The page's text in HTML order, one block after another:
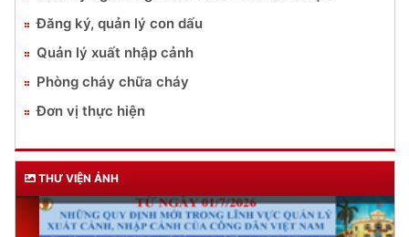
Đăng ký, quản lý con dấu
Quản lý xuất nhập cảnh
Phòng cháy chữa cháy
Đơn vị thực hiện
THƯ VIỆN ẢNH